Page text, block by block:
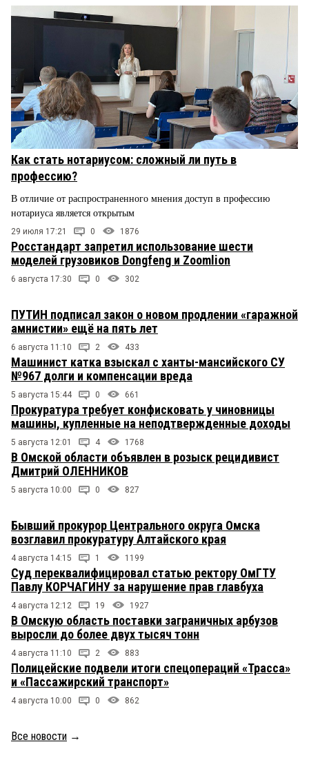
Как стать нотариусом: сложный ли путь в
профессию?
В отличие от распространенного мнения доступ в профессию
нотариуса является открытым
29 июля 17:21 0 1876
Росстандарт запретил использование шести
моделей грузовиков Dongfeng и Zoomlion
6 августа 17:30 0 302
ПУТИН подписал закон о новом продлении «гаражной
амнистии» ещё на пять лет
6 августа 11:10 2 433
Машинист катка взыскал с ханты-мансийского СУ
№967 долги и компенсации вреда
5 августа 15:44 0 661
Прокуратура требует конфисковать у чиновницы
машины, купленные на неподтвержденные доходы
5 августа 12:01 4 1768
В Омской области объявлен в розыск рецидивист
Дмитрий ОЛЕННИКОВ
5 августа 10:00 0 827
Бывший прокурор Центрального округа Омска
возглавил прокуратуру Алтайского края
4 августа 14:15 1 1199
Суд переквалифицировал статью ректору ОмГТУ
Павлу КОРЧАГИНУ за нарушение прав главбуха
4 августа 12:12 19 1927
В Омскую область поставки заграничных арбузов
выросли до более двух тысяч тонн
4 августа 11:10 2 883
Полицейские подвели итоги спецопераций «Трасса»
и «Пассажирский транспорт»
4 августа 10:00 0 862
Все новости →